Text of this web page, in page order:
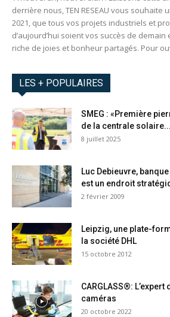
derrière nous, TEN RESEAU vous souhaite
2021, que tous vos projets industriels et
d’aujourd’hui soient vos succès de
riche de joies et bonheur partagés. Pour
LES + POPULAIRES
SMEG : «Première
de la centrale solaire...
8 juillet 2025
Luc Debieuvre,
est un endroit
2 février 2009
Leipzig, une plate-
la société DHL
15 octobre 2012
CARGLASS®:
caméras
20 octobre 2022